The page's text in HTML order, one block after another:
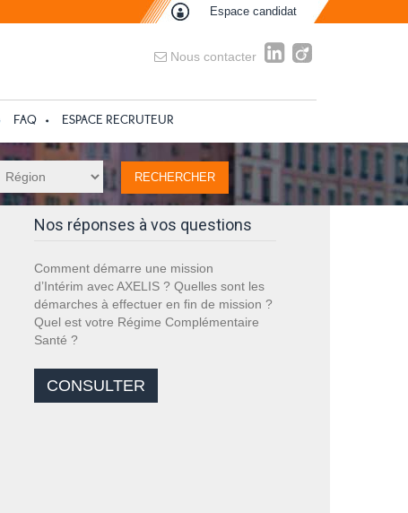
Espace candidat
Nous contacter
FAQ ESPACE RECRUTEUR
Nos réponses à vos questions
Comment démarre une mission
d’Intérim avec AXELIS ? Quelles sont les
démarches à effectuer en fin de mission ?
Quel est votre Régime Complémentaire
Santé ?
CONSULTER